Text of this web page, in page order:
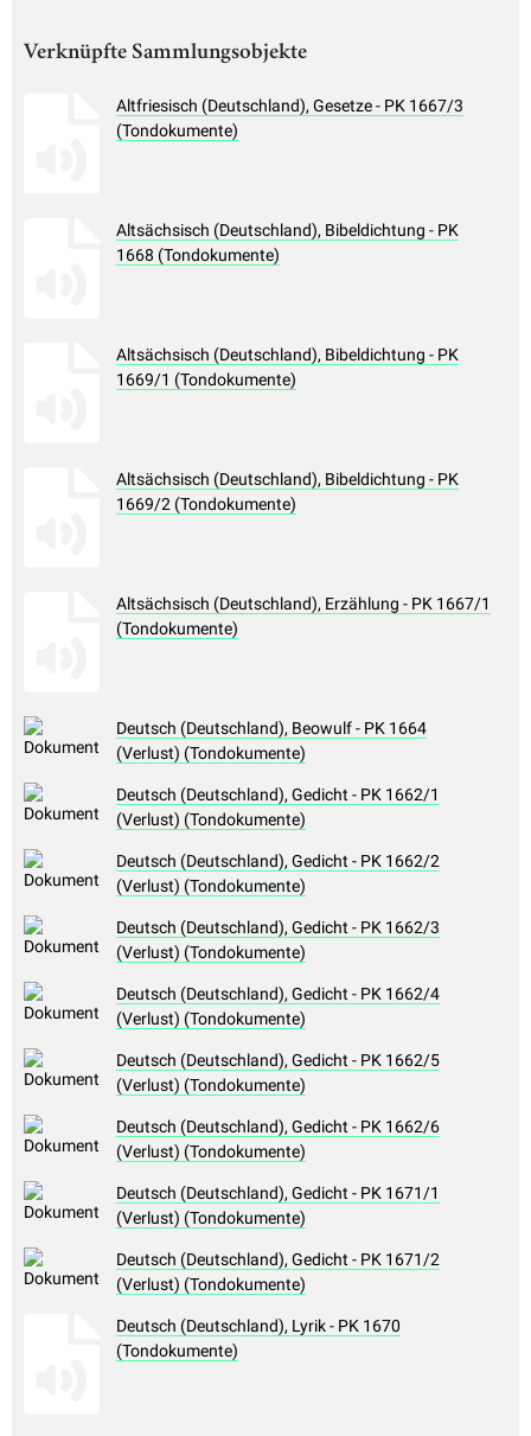
Verknüpfte Sammlungsobjekte
Altfriesisch (Deutschland), Gesetze - PK 1667/3
(Tondokumente)
Altsächsisch (Deutschland), Bibeldichtung - PK
1668 (Tondokumente)
Altsächsisch (Deutschland), Bibeldichtung - PK
1669/1 (Tondokumente)
Altsächsisch (Deutschland), Bibeldichtung - PK
1669/2 (Tondokumente)
Altsächsisch (Deutschland), Erzählung - PK 1667/1
(Tondokumente)
Deutsch (Deutschland), Beowulf - PK 1664
(Verlust) (Tondokumente)
Deutsch (Deutschland), Gedicht - PK 1662/1
(Verlust) (Tondokumente)
Deutsch (Deutschland), Gedicht - PK 1662/2
(Verlust) (Tondokumente)
Deutsch (Deutschland), Gedicht - PK 1662/3
(Verlust) (Tondokumente)
Deutsch (Deutschland), Gedicht - PK 1662/4
(Verlust) (Tondokumente)
Deutsch (Deutschland), Gedicht - PK 1662/5
(Verlust) (Tondokumente)
Deutsch (Deutschland), Gedicht - PK 1662/6
(Verlust) (Tondokumente)
Deutsch (Deutschland), Gedicht - PK 1671/1
(Verlust) (Tondokumente)
Deutsch (Deutschland), Gedicht - PK 1671/2
(Verlust) (Tondokumente)
Deutsch (Deutschland), Lyrik - PK 1670
(Tondokumente)